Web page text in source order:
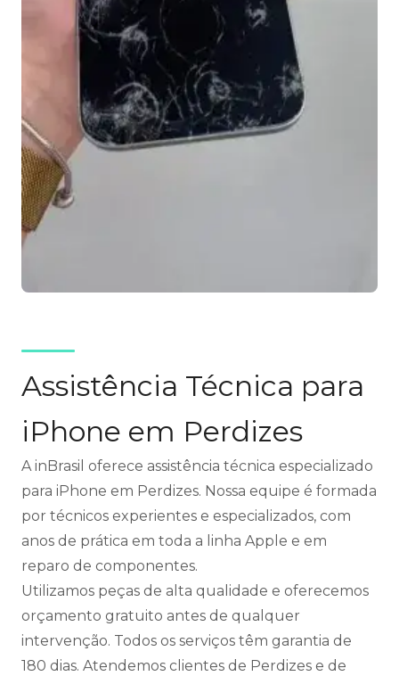
Assistência Técnica para
iPhone em Perdizes
A inBrasil oferece assistência técnica especializado
para iPhone em Perdizes. Nossa equipe é formada
por técnicos experientes e especializados, com
anos de prática em toda a linha Apple e em
reparo de componentes.
Utilizamos peças de alta qualidade e oferecemos
orçamento gratuito antes de qualquer
intervenção. Todos os serviços têm garantia de
180 dias. Atendemos clientes de Perdizes e de